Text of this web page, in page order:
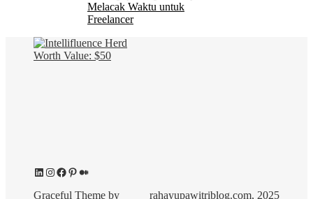
Melacak Waktu untuk
Freelancer
LinkedIn
Instagram
Facebook
Pinterest
Medium
rahayupawitriblog.com, 2025
Graceful Theme by